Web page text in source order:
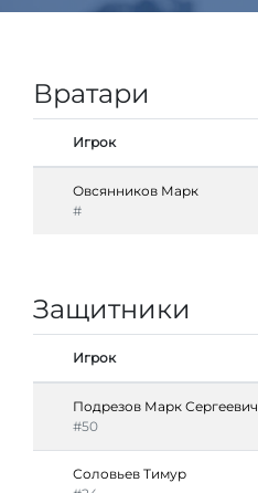
Вратари
Игрок
Овсянников Марк
#
Защитники
Игрок
Подрезов Марк Сергеевич
#50
Соловьев Тимур